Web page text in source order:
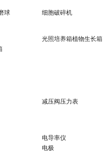
球
细胞破碎机
光照培养箱植物生长箱
减压阀压力表
电导率仪
电极